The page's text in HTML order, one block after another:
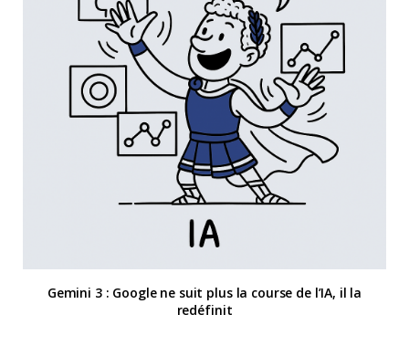
Gemini 3 : Google ne suit plus la course de l’IA, il la
redéfinit